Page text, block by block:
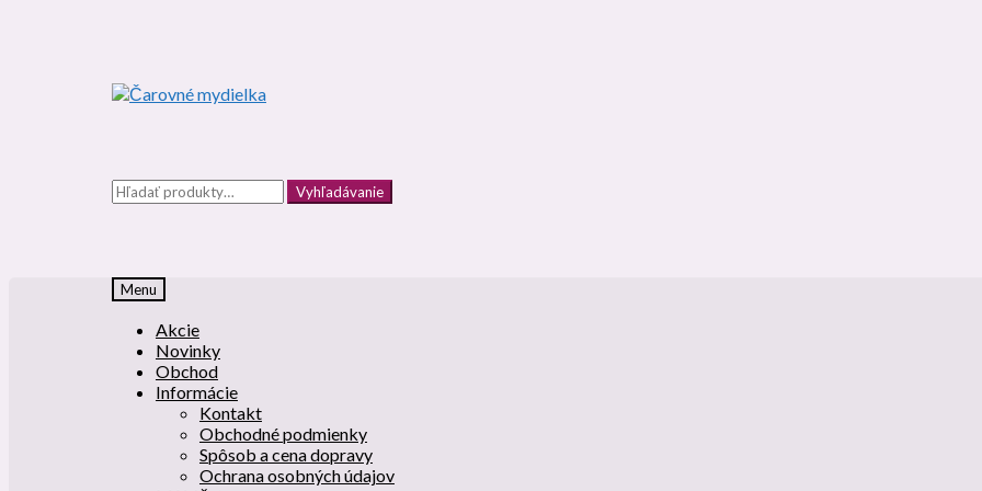
Preskočiť
Preskočiť
Hľadať: Vyhľadávanie
Menu
Akcie
Novinky
Obchod
Informácie
Kontakt
Obchodné podmienky
Spôsob a cena dopravy
Ochrana osobných údajov